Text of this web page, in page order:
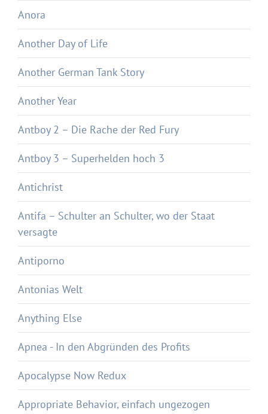
Anora
Another Day of Life
Another German Tank Story
Another Year
Antboy 2 – Die Rache der Red Fury
Antboy 3 – Superhelden hoch 3
Antichrist
Antifa – Schulter an Schulter, wo der Staat
versagte
Antiporno
Antonias Welt
Anything Else
Apnea - In den Abgründen des Profits
Apocalypse Now Redux
Appropriate Behavior, einfach ungezogen